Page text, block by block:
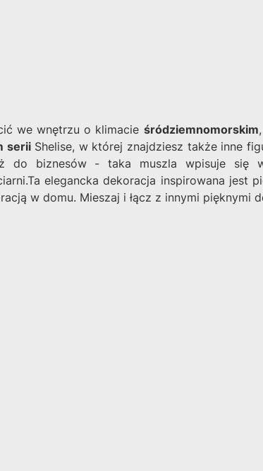
we wnętrzu o klimacie śródziemnomorskim
seriiShelise, w której znajdziesz także inne
do biznesów - taka muszla wpisuje
elegancka dekoracja inspirowana jest
w domu. Mieszaj i łącz z innymi pięknymi